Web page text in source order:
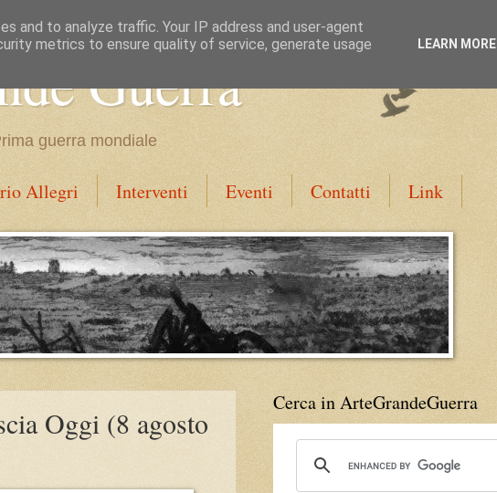
Guerra
guerra mondiale
Allegri Interventi Eventi Contatti Link
Oggi (8 agosto
Cerca in ArteGrandeGuerra
and to analyze traffic. Your IP address and user-agent
metrics to ensure quality of service, generate usage
LEARN MORE